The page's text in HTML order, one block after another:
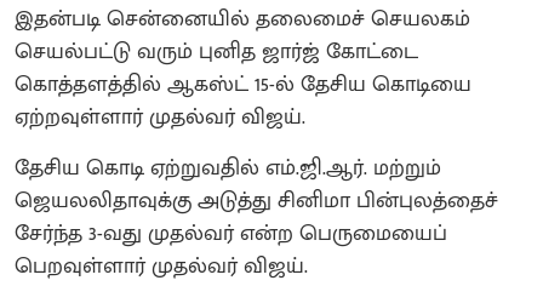
இதன்படி சென்னையில் தலைமைச் செயலகம்
செயல்பட்டு வரும் புனித ஜார்ஜ் கோட்டை
கொத்தளத்தில் ஆகஸ்ட் 15-ல் தேசிய கொடியை
ஏற்றவுள்ளார் முதல்வர் விஜய்.
தேசிய கொடி ஏற்றுவதில் எம்.ஜி.ஆர். மற்றும்
ஜெயலலிதாவுக்கு அடுத்து சினிமா பின்புலத்தைச்
சேர்ந்த 3-வது முதல்வர் என்ற பெருமையைப்
பெறவுள்ளார் முதல்வர் விஜய்.